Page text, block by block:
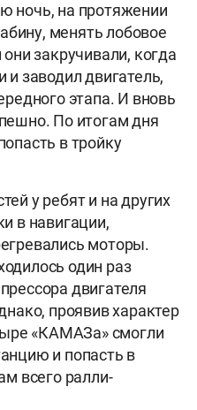
ночь, на протяжении
менять лобовое
закручивали, когда
заводил двигатель,
этапа. И вновь
По итогам дня
в тройку
у ребят и на других
в навигации,
моторы.
один раз
двигателя
проявив характер
«КАМАЗа» смогли
и попасть в
всего ралли-